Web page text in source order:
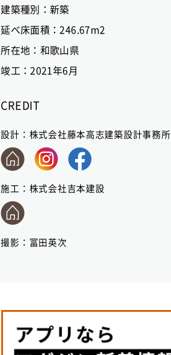
建築種別：新築
延べ床面積：246.67m2
所在地： 和歌山県
竣工：2021年6月
CREDIT
設計： 株式会社藤本高志建築設計事務所
施工： 株式会社吉本建設
撮影： 冨田英次